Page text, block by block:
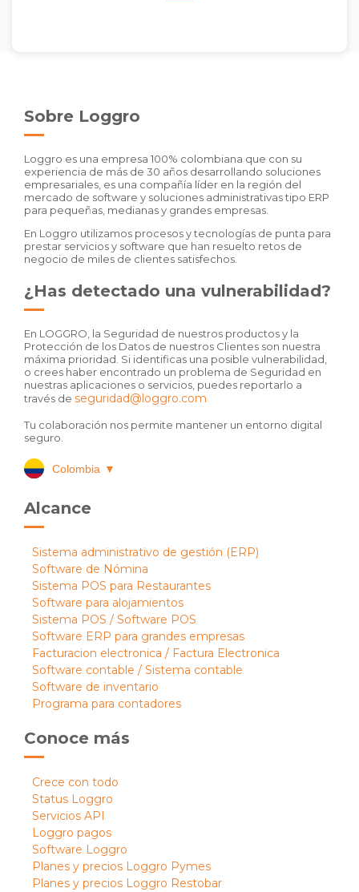
Sobre Loggro
Loggro es una empresa 100% colombiana que con su
experiencia de más de 30 años desarrollando soluciones
empresariales, es una compañía líder en la región del
mercado de software y soluciones administrativas tipo ERP
para pequeñas, medianas y grandes empresas.
En Loggro utilizamos procesos y tecnologías de punta para
prestar servicios y software que han resuelto retos de
negocio de miles de clientes satisfechos.
¿Has detectado una vulnerabilidad?
En LOGGRO, la Seguridad de nuestros productos y la
Protección de los Datos de nuestros Clientes son nuestra
máxima prioridad. Si identificas una posible vulnerabilidad,
o crees haber encontrado un problema de Seguridad en
nuestras aplicaciones o servicios, puedes reportarlo a
través de seguridad@loggro.com
Tu colaboración nos permite mantener un entorno digital
seguro.
Colombia ▼
Alcance
Sistema administrativo de gestión (ERP)
Software de Nómina
Sistema POS para Restaurantes
Software para alojamientos
Sistema POS / Software POS
Software ERP para grandes empresas
Facturacion electronica / Factura Electronica
Software contable / Sistema contable
Software de inventario
Programa para contadores
Conoce más
Crece con todo
Status Loggro
Servicios API
Loggro pagos
Software Loggro
Planes y precios Loggro Pymes
Planes y precios Loggro Restobar